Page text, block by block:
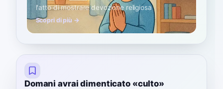
l'atto di mostrare devozione religiosa
Scopri di più →
Domani avrai dimenticato «culto»